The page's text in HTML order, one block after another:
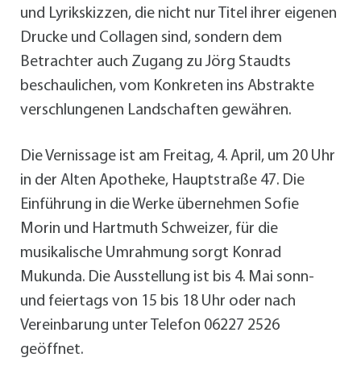
und Lyrikskizzen, die nicht nur Titel ihrer eigenen
Drucke und Collagen sind, sondern dem
Betrachter auch Zugang zu Jörg Staudts
beschaulichen, vom Konkreten ins Abstrakte
verschlungenen Landschaften gewähren.
Die Vernissage ist am Freitag, 4. April, um 20 Uhr
in der Alten Apotheke, Hauptstraße 47. Die
Einführung in die Werke übernehmen Sofie
Morin und Hartmuth Schweizer, für die
musikalische Umrahmung sorgt Konrad
Mukunda. Die Ausstellung ist bis 4. Mai sonn-
und feiertags von 15 bis 18 Uhr oder nach
Vereinbarung unter Telefon 06227 2526
geöffnet.